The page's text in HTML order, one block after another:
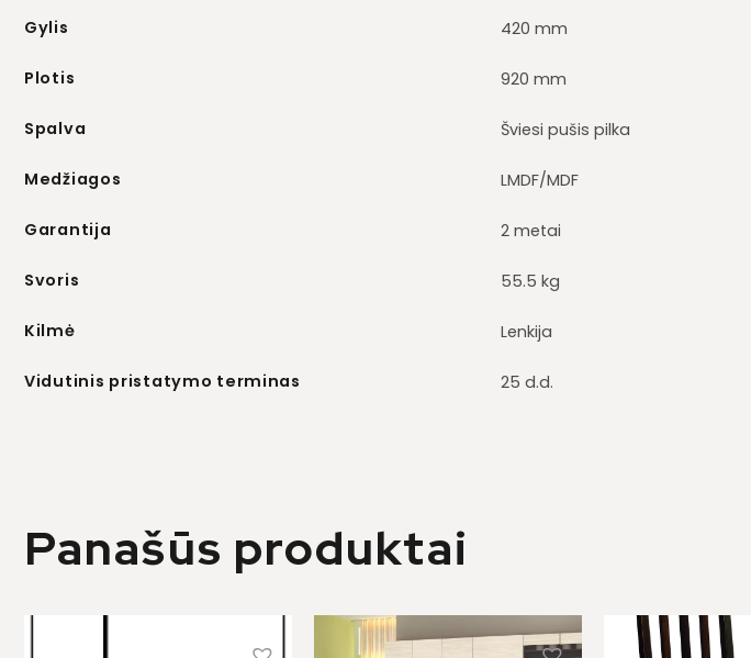
Gylis 420 mm
Plotis 920 mm
Spalva Šviesi pušis pilka
Medžiagos LMDF/MDF
Garantija 2 metai
Svoris 55.5 kg
Kilmė Lenkija
Vidutinis pristatymo terminas 25 d.d.
Panašūs produktai